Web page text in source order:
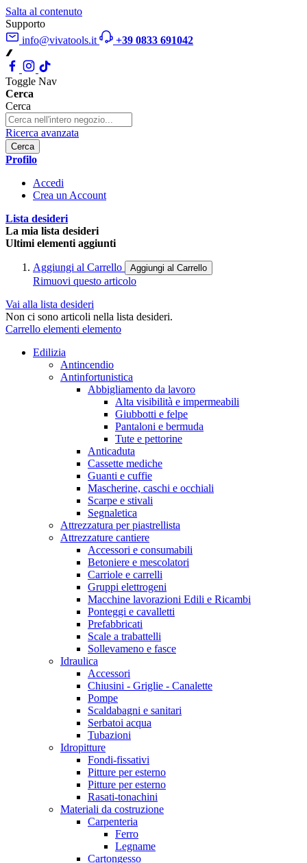
Salta al contenuto
Supporto
info@vivatools.it
+39 0833 691042
Toggle Nav
Cerca
Cerca
Ricerca avanzata
Cerca
Profilo
Accedi
Crea un Account
Lista desideri
La mia lista desideri
Ultimi elementi aggiunti
Aggiungi al Carrello Aggiungi al Carrello
Rimuovi questo articolo
Vai alla lista desideri
Non ci sono articoli nella lista desideri.
Carrello elementi elemento
Edilizia
Antincendio
Antinfortunistica
Abbigliamento da lavoro
Alta visibilità e impermeabili
Giubbotti e felpe
Pantaloni e bermuda
Tute e pettorine
Anticaduta
Cassette mediche
Guanti e cuffie
Mascherine, caschi e occhiali
Scarpe e stivali
Segnaletica
Attrezzatura per piastrellista
Attrezzature cantiere
Accessori e consumabili
Betoniere e mescolatori
Carriole e carrelli
Gruppi elettrogeni
Macchine lavorazioni Edili e Ricambi
Ponteggi e cavalletti
Prefabbricati
Scale a trabattelli
Sollevameno e fasce
Idraulica
Accessori
Chiusini - Griglie - Canalette
Pompe
Scaldabagni e sanitari
Serbatoi acqua
Tubazioni
Idropitture
Fondi-fissativi
Pitture per esterno
Pitture per esterno
Rasati-tonachini
Materiali da costruzione
Carpenteria
Ferro
Legname
Cartongesso